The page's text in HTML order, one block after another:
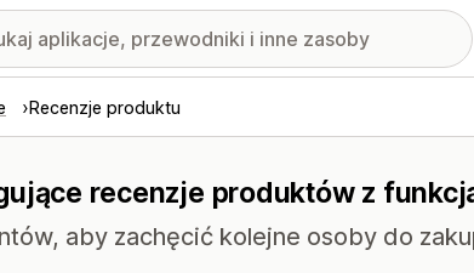
Recenzje produktu
recenzje produktów z
aby zachęcić kolejne osoby do